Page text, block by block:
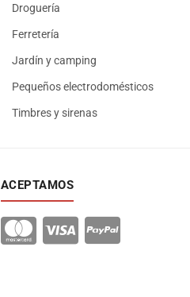
Droguería
Ferretería
Jardín y camping
Pequeños electrodomésticos
Timbres y sirenas
ACEPTAMOS